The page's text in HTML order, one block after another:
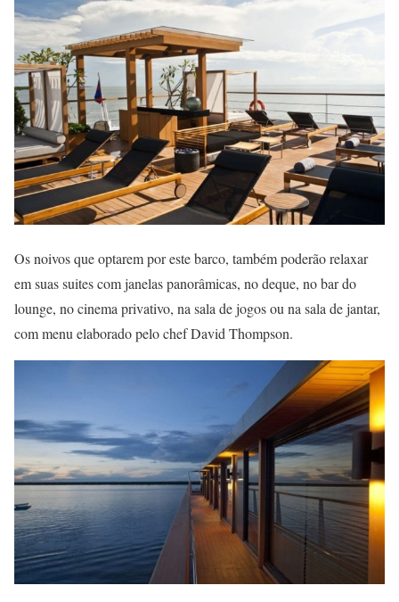
Os noivos que optarem por este barco, também poderão relaxar
em suas suites com janelas panorâmicas, no deque, no bar do
lounge, no cinema privativo, na sala de jogos ou na sala de jantar,
com menu elaborado pelo chef David Thompson.